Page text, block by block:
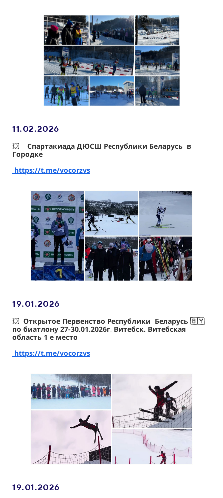
11.02.2026
💥
Спартакиада ДЮСШ Республики Беларусь в
Городке
https://t.me/vocorzvs
19.01.2026
💥 Открытое Первенство Республики Беларусь 🇧🇾
по биатлону 27-30.01.2026г. Витебск. Витебская
область 1 е место
https://t.me/vocorzvs
19.01.2026